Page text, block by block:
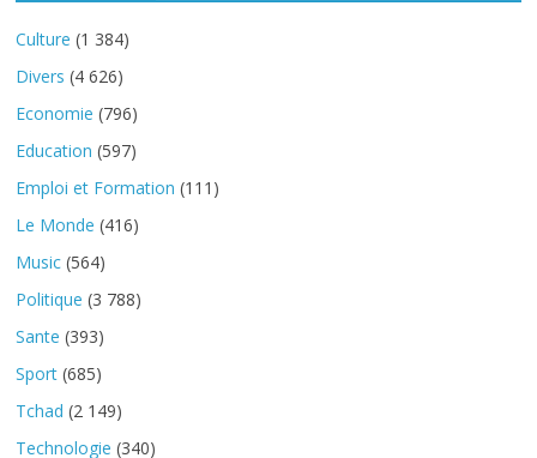
Culture (1 384)
Divers (4 626)
Economie (796)
Education (597)
Emploi et Formation (111)
Le Monde (416)
Music (564)
Politique (3 788)
Sante (393)
Sport (685)
Tchad (2 149)
Technologie (340)